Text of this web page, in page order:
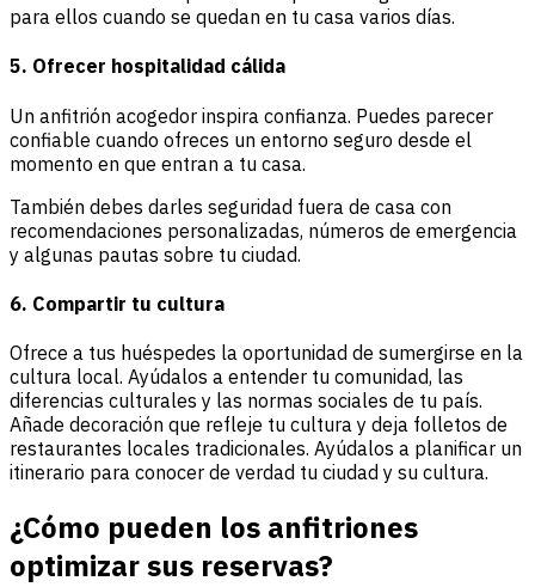
para ellos cuando se quedan en tu casa varios días.
5. Ofrecer hospitalidad cálida
Un anfitrión acogedor inspira confianza. Puedes parecer
confiable cuando ofreces un entorno seguro desde el
momento en que entran a tu casa.
También debes darles seguridad fuera de casa con
recomendaciones personalizadas, números de emergencia
y algunas pautas sobre tu ciudad.
6. Compartir tu cultura
Ofrece a tus huéspedes la oportunidad de sumergirse en la
cultura local. Ayúdalos a entender tu comunidad, las
diferencias culturales y las normas sociales de tu país.
Añade decoración que refleje tu cultura y deja folletos de
restaurantes locales tradicionales. Ayúdalos a planificar un
itinerario para conocer de verdad tu ciudad y su cultura.
¿Cómo pueden los anfitriones
optimizar sus reservas?